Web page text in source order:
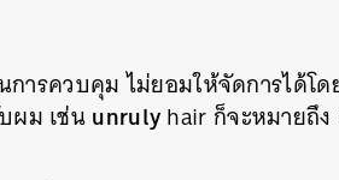
ารควบคุม ไม่ยอมให้จัดการได้โด
ผม เช่นunrulyhair ก็จะหมายถึ